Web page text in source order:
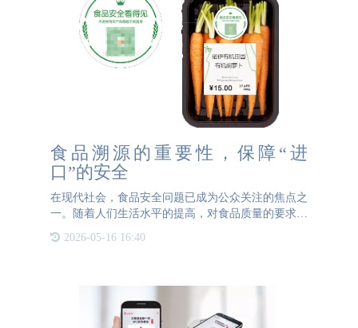
食品溯源的重要性，保障“进
口”的安全
在现代社会，食品安全问题已成为公众关注的焦点之
一。随着人们生活水平的提高，对食品质量的要求也
在不断提升。然而，频发的食品安全事件却让人们深
感忧虑。如何确保食品从生产、加工到销售的每一个
2026-05-16 16:40